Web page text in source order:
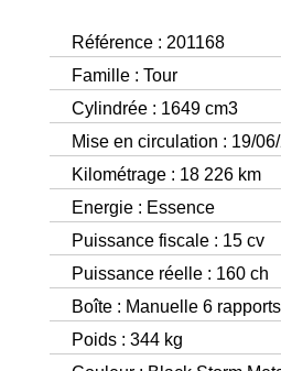
Référence : 201168
Famille : Tour
Cylindrée : 1649 cm3
Mise en circulation : 19/
Kilométrage : 18 226 km
Energie : Essence
Puissance fiscale : 15 cv
Puissance réelle : 160 ch
Boîte : Manuelle 6 rapports
Poids : 344 kg